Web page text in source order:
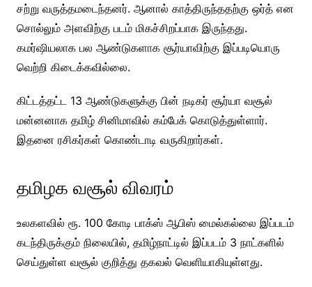
சற்று வருத்தமடைந்தனர். ஆனால் காத்திருந்ததற்கு ஒர்த் என
சொல்லும் அளவிற்கு படம் மிகச்சிறப்பாக இருந்தது.
கமர்ஷியலாக பல ஆண்டுகளாக சூர்யாவிற்கு இப்படியொரு
வெற்றி கிடைக்கவில்லை.
கிட்டத்தட்ட 13 ஆண்டுகளுக்கு பின் நடிகர் சூர்யா வசூல்
மன்னனாக தமிழ் சினிமாவில் கம்பேக் கொடுத்துள்ளார்.
இதனை ரசிகர்கள் கொண்டாடி வருகிறார்கள்.
தமிழக வசூல் விவரம்
உலகளவில் ரூ. 100 கோடி பாக்ஸ் ஆபிஸ் மைல்கல்லை இப்படம்
கடந்திருக்கும் நிலையில், தமிழ்நாட்டில் இப்படம் 3 நாட்களில்
செய்துள்ள வசூல் குறித்து தகவல் வெளியாகியுள்ளது.